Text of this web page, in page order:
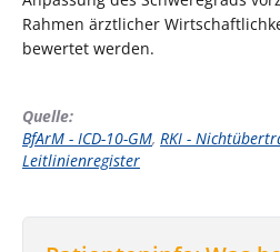
Rahmen ärztlicher
bewertet werden.
Quelle:
BfArM - ICD-10-GM, RKI -
Leitlinienregister